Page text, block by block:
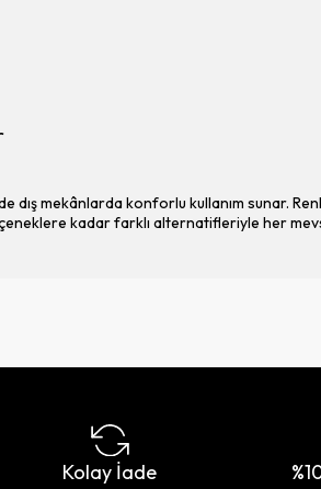
dış mekânlarda konforlu kullanım sunar.
kadar farklı alternatifleriyle her
Kolay İade